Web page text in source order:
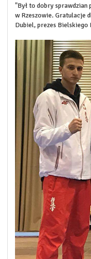
"Był to dobry
w Rzeszowie. Gratulacje
Dubiel, prezes Bielskiego